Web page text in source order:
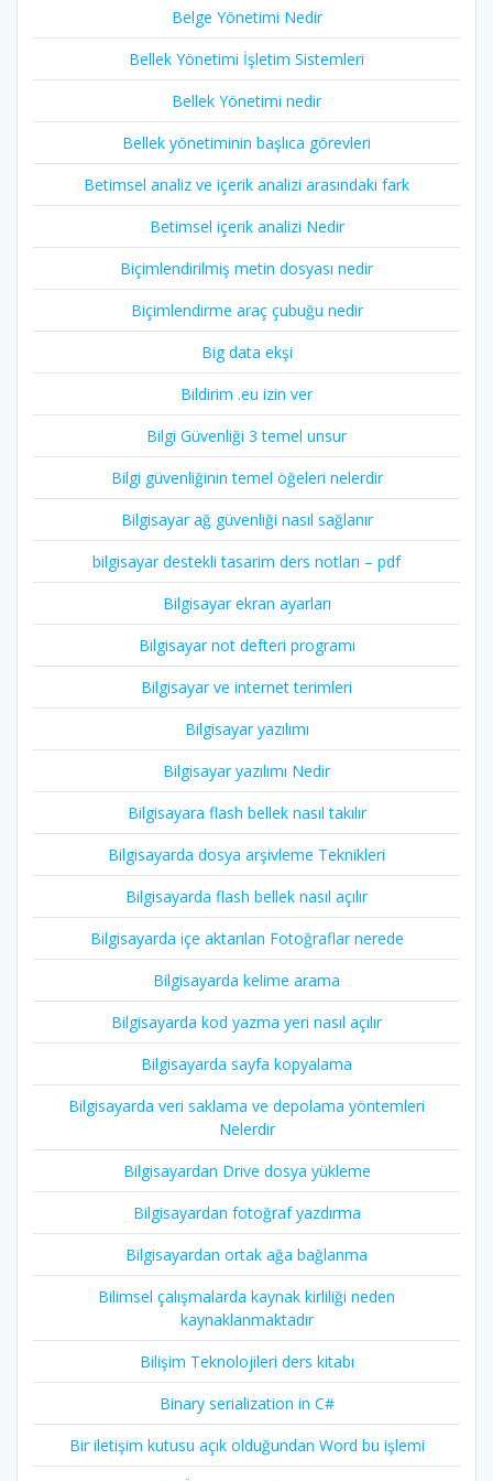
Belge Yönetimi Nedir
Bellek Yönetimi İşletim Sistemleri
Bellek Yönetimi nedir
Bellek yönetiminin başlıca görevleri
Betimsel analiz ve içerik analizi arasındaki fark
Betimsel içerik analizi Nedir
Biçimlendirilmiş metin dosyası nedir
Biçimlendirme araç çubuğu nedir
Big data ekşi
Bildirim .eu izin ver
Bilgi Güvenliği 3 temel unsur
Bilgi güvenliğinin temel öğeleri nelerdir
Bilgisayar ağ güvenliği nasıl sağlanır
bilgisayar destekli tasarim ders notları – pdf
Bilgisayar ekran ayarları
Bilgisayar not defteri programı
Bilgisayar ve internet terimleri
Bilgisayar yazılımı
Bilgisayar yazılımı Nedir
Bilgisayara flash bellek nasıl takılır
Bilgisayarda dosya arşivleme Teknikleri
Bilgisayarda flash bellek nasıl açılır
Bilgisayarda içe aktarılan Fotoğraflar nerede
Bilgisayarda kelime arama
Bilgisayarda kod yazma yeri nasıl açılır
Bilgisayarda sayfa kopyalama
Bilgisayarda veri saklama ve depolama yöntemleri
Nelerdir
Bilgisayardan Drive dosya yükleme
Bilgisayardan fotoğraf yazdırma
Bilgisayardan ortak ağa bağlanma
Bilimsel çalışmalarda kaynak kirliliği neden
kaynaklanmaktadır
Bilişim Teknolojileri ders kitabı
Binary serialization in C#
Bir iletişim kutusu açık olduğundan Word bu işlemi